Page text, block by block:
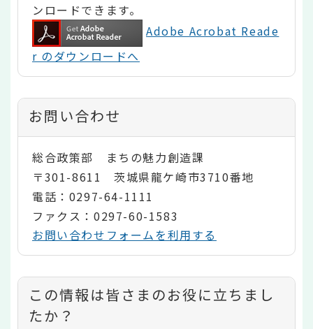
ンロードできます。
Adobe Acrobat Reade
r のダウンロードへ
お問い合わせ
総合政策部 まちの魅力創造課
〒301-8611 茨城県龍ケ崎市3710番地
電話：0297-64-1111
ファクス：0297-60-1583
お問い合わせフォームを利用する
コ
ン
この情報は皆さまのお役に立ちまし
たか？